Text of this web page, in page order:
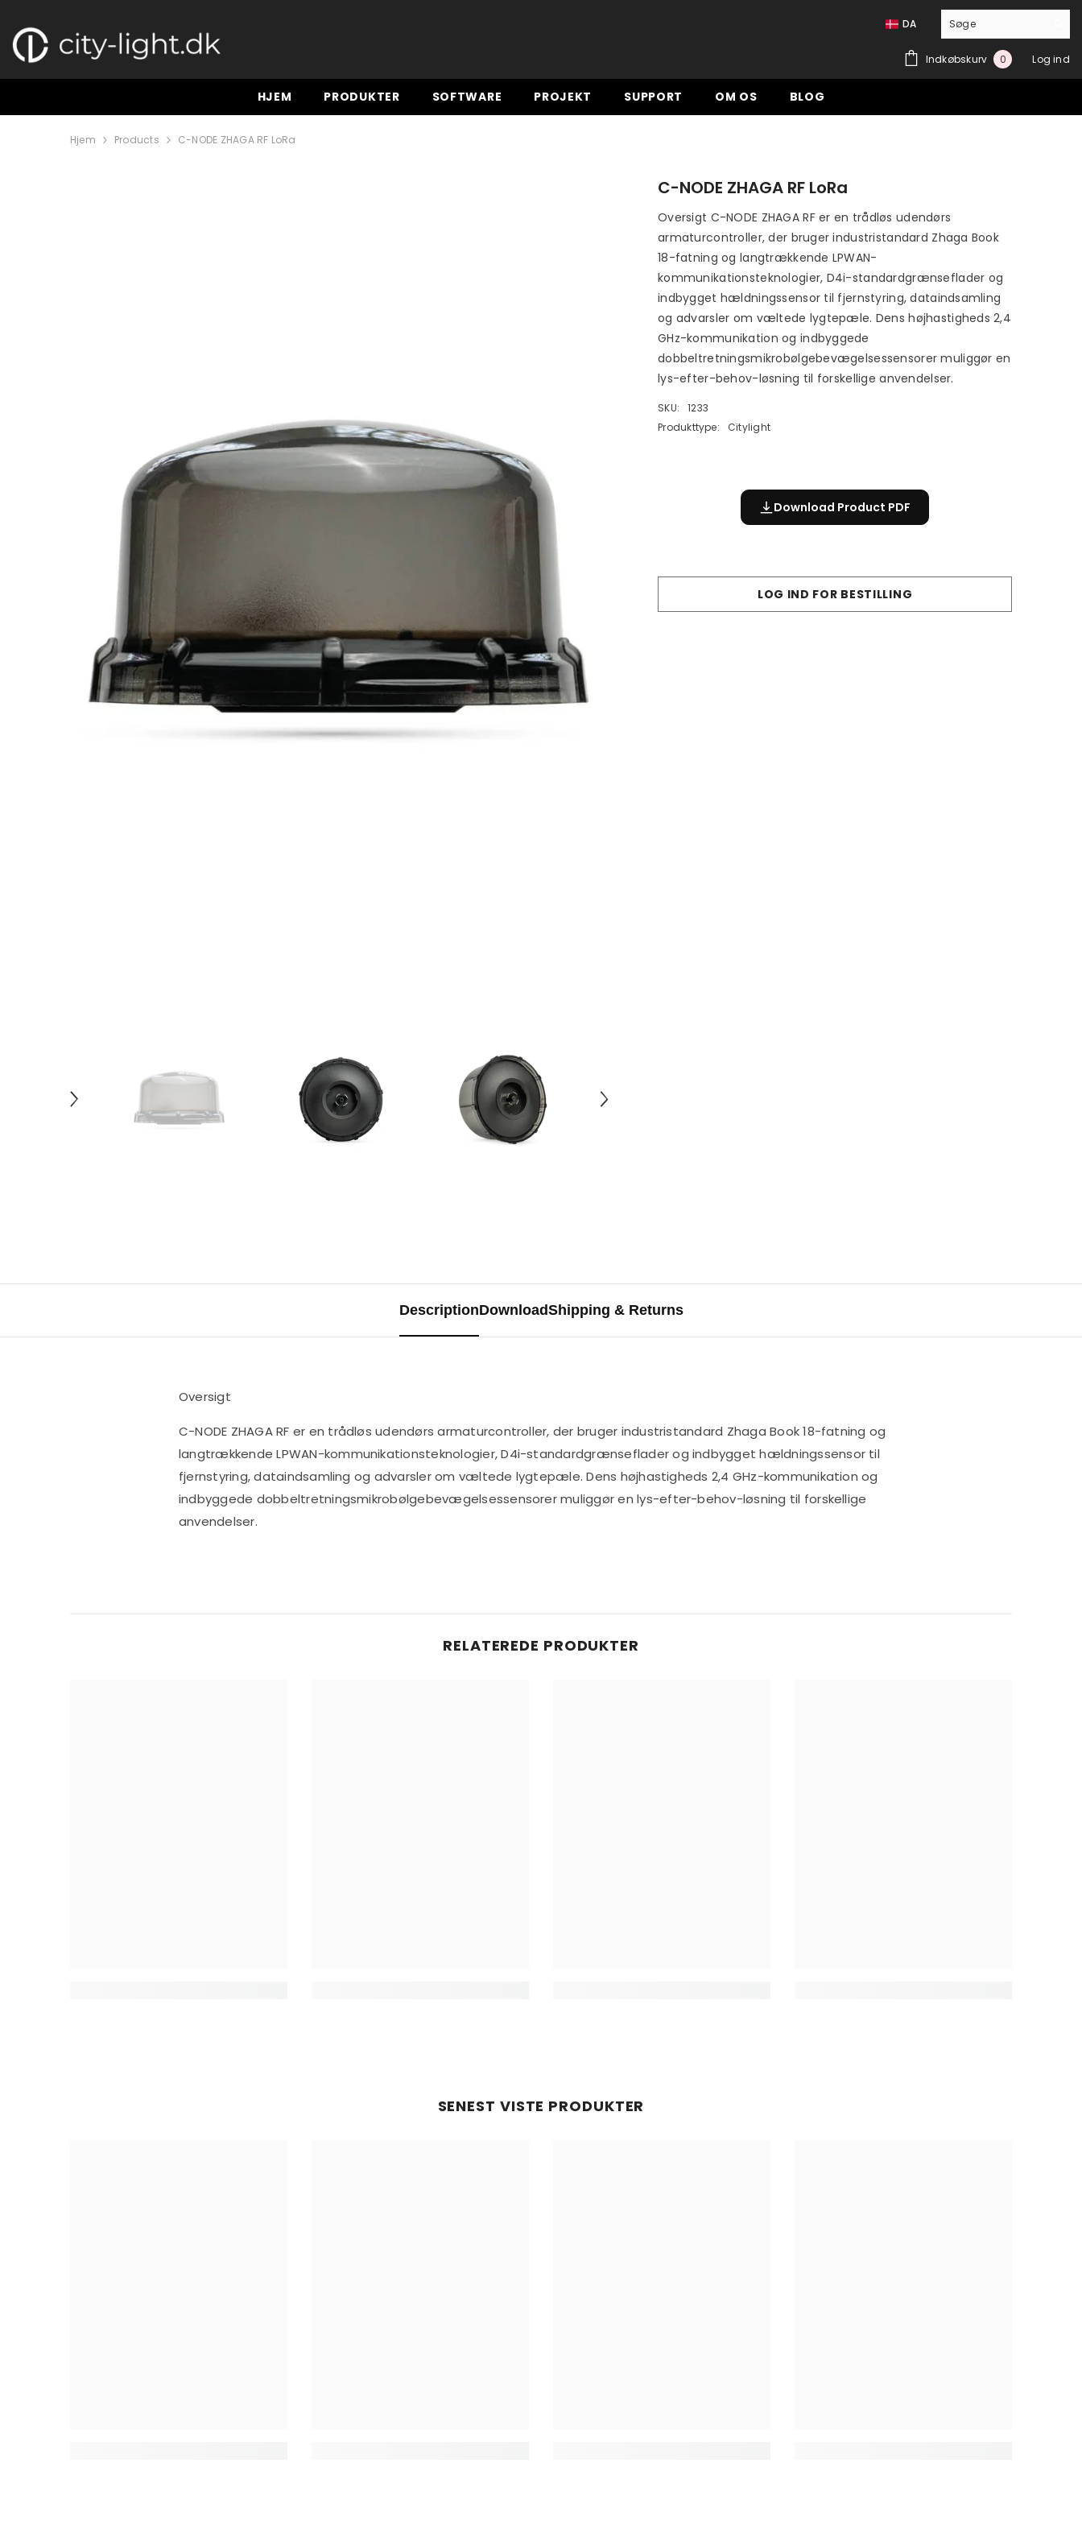
DA
Indkøbskurv 00
Log ind
HJEM PRODUKTER SOFTWARE PROJEKT SUPPORT OM OS BLOG
Hjem Products C-NODE ZHAGA RF LoRa
C-NODE ZHAGA RF LoRa
Oversigt C-NODE ZHAGA RF er en trådløs udendørs
armaturcontroller, der bruger industristandard Zhaga Book
18-fatning og langtrækkende LPWAN-
kommunikationsteknologier, D4i-standardgrænseflader og
indbygget hældningssensor til fjernstyring, dataindsamling
og advarsler om væltede lygtepæle. Dens højhastigheds 2,4
GHz-kommunikation og indbyggede
dobbeltretningsmikrobølgebevægelsessensorer muliggør en
lys-efter-behov-løsning til forskellige anvendelser.
SKU:
1233
Produkttype:
Citylight
Download Product PDF
LOG IND FOR BESTILLING
DescriptionDownloadShipping & Returns
Oversigt
C-NODE ZHAGA RF er en trådløs udendørs armaturcontroller, der bruger industristandard Zhaga Book 18-fatning og
langtrækkende LPWAN-kommunikationsteknologier, D4i-standardgrænseflader og indbygget hældningssensor til
fjernstyring, dataindsamling og advarsler om væltede lygtepæle. Dens højhastigheds 2,4 GHz-kommunikation og
indbyggede dobbeltretningsmikrobølgebevægelsessensorer muliggør en lys-efter-behov-løsning til forskellige
anvendelser.
RELATEREDE PRODUKTER
SENEST VISTE PRODUKTER